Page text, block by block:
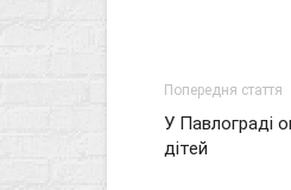
Попередня стаття
У Павлограді
дітей